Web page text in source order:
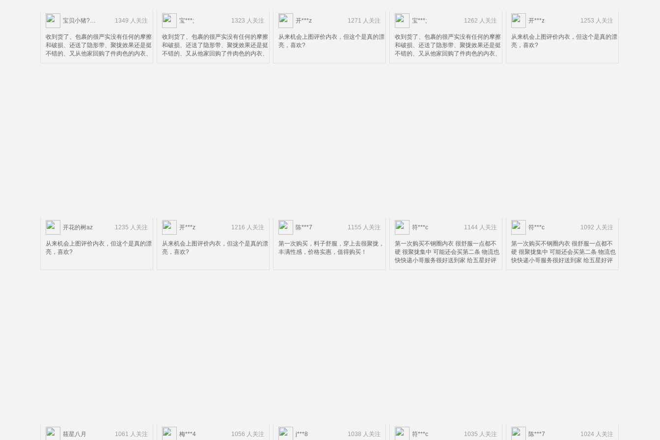
宝贝小猪?…… 1349 人关注
收到货了、包裹的很严实没有任何的摩擦
和破损、还送了隐形带、聚拢效果还是挺
不错的、又从他家回购了件肉色的内衣、
宝***; 1323 人关注
收到货了、包裹的很严实没有任何的摩擦
和破损、还送了隐形带、聚拢效果还是挺
不错的、又从他家回购了件肉色的内衣、
开***z 1271 人关注
从来机会上图评价内衣，但这个是真的漂
亮，喜欢?
宝***; 1262 人关注
收到货了、包裹的很严实没有任何的摩擦
和破损、还送了隐形带、聚拢效果还是挺
不错的、又从他家回购了件肉色的内衣、
开***z 1253 人关注
从来机会上图评价内衣，但这个是真的漂
亮，喜欢?
开花的树az 1235 人关注
从来机会上图评价内衣，但这个是真的漂
亮，喜欢?
开***z 1216 人关注
从来机会上图评价内衣，但这个是真的漂
亮，喜欢?
陈***7 1155 人关注
第一次购买，料子舒服，穿上去很聚拢，
丰满性感，价格实惠，值得购买！
符***c 1144 人关注
第一次购买不钢圈内衣 很舒服一点都不
硬 很聚拢集中 可能还会买第二条 物流也
快快递小哥服务很好送到家 给五星好评
符***c 1092 人关注
第一次购买不钢圈内衣 很舒服一点都不
硬 很聚拢集中 可能还会买第二条 物流也
快快递小哥服务很好送到家 给五星好评
筱星八月 1061 人关注 梅***4 1056 人关注 j***8 1038 人关注 符***c 1035 人关注 陈***7 1024 人关注